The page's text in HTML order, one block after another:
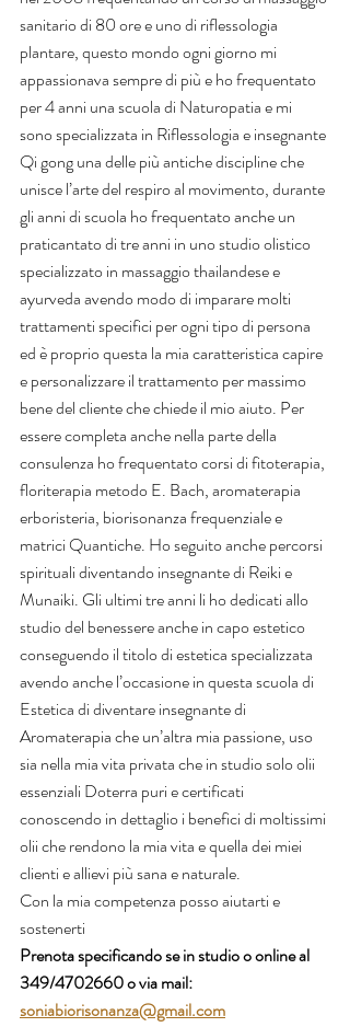
sanitario di 80 ore e uno di riflessologia
plantare, questo mondo ogni giorno mi
appassionava sempre di più e ho frequentato
per 4 anni una scuola di Naturopatia e mi
sono specializzata in Riflessologia e insegnante
Qi gong una delle più antiche discipline che
unisce l’arte del respiro al movimento, durante
gli anni di scuola ho frequentato anche un
praticantato di tre anni in uno studio olistico
specializzato in massaggio thailandese e
ayurveda avendo modo di imparare molti
trattamenti specifici per ogni tipo di persona
ed è proprio questa la mia caratteristica capire
e personalizzare il trattamento per massimo
bene del cliente che chiede il mio aiuto. Per
essere completa anche nella parte della
consulenza ho frequentato corsi di fitoterapia,
floriterapia metodo E. Bach, aromaterapia
erboristeria, biorisonanza frequenziale e
matrici Quantiche. Ho seguito anche percorsi
spirituali diventando insegnante di Reiki e
Munaiki. Gli ultimi tre anni li ho dedicati allo
studio del benessere anche in capo estetico
conseguendo il titolo di estetica specializzata
avendo anche l’occasione in questa scuola di
Estetica di diventare insegnante di
Aromaterapia che un’altra mia passione, uso
sia nella mia vita privata che in studio solo olii
essenziali Doterra puri e certificati
conoscendo in dettaglio i benefici di moltissimi
olii che rendono la mia vita e quella dei miei
clienti e allievi più sana e naturale.
Con la mia competenza posso aiutarti e
sostenerti
Prenota specificando se in studio o online al
349/4702660 o via mail:
soniabiorisonanza@gmail.com